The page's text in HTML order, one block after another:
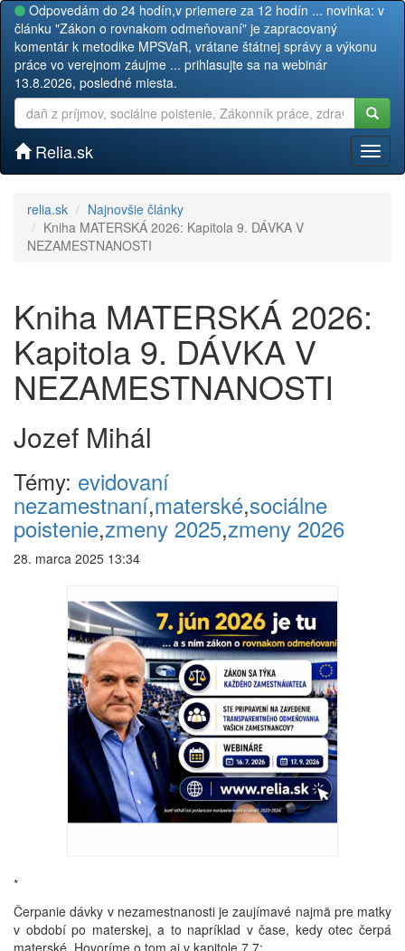
Odpovedám do 24 hodín,v priemere za 12 hodín ... novinka: v
článku "Zákon o rovnakom odmeňovaní" je zapracovaný
komentár k metodike MPSVaR, vrátane štátnej správy a výkonu
práce vo verejnom záujme ... prihlasujte sa na webinár
13.8.2026, posledné miesta.
Relia.sk
relia.sk
Najnovšie články
Kniha MATERSKÁ 2026: Kapitola 9. DÁVKA V
NEZAMESTNANOSTI
Kniha MATERSKÁ 2026:
Kapitola 9. DÁVKA V
NEZAMESTNANOSTI
Jozef Mihál
Témy: evidovaní
nezamestnaní,materské,sociálne
poistenie,zmeny 2025,zmeny 2026
28. marca 2025 13:34
*
Čerpanie dávky v nezamestnanosti je zaujímavé najmä pre matky
v období po materskej, a to napríklad v čase, kedy otec čerpá
materské. Hovoríme o tom aj v kapitole 7.7: